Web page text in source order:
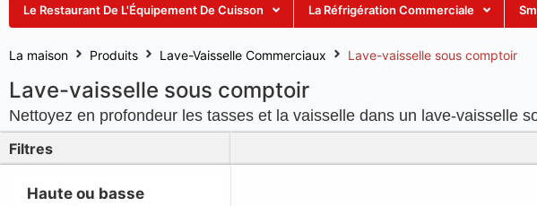
Turkish
Vietnamese
Indonesian
Malay
Japanese
Korean
Le Restaurant De L'Équipement De Cuisson La Réfrigération Commerciale
Lave-vaisselle sous comptoir
La maison Produits Lave-Vaisselle Commerciaux Lave-vaisselle sous comptoir
Nettoyez en profondeur les tasses et la vaisselle dans un lave-vaisselle
Filtres
Haute ou basse